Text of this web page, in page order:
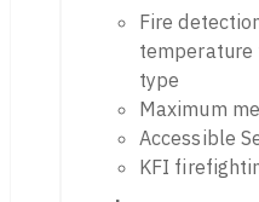
Fire
type
Maximum
Accessible
KFI